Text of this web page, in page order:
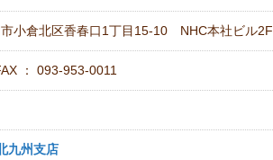
小倉北区香春口1丁目15-10 NHC本社ビル2F
： 093-953-0011
九州支店